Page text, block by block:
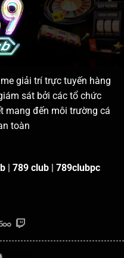
giải trí trực tuyến hàng
sát bởi các tổ chức
mang đến môi trường cá
toàn
789 club 789clubpc